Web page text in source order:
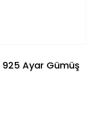
Ayar Gümüş